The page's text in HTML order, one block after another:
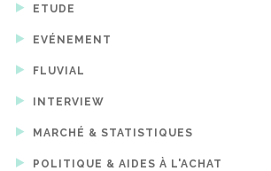
ETUDE
EVÉNEMENT
FLUVIAL
INTERVIEW
MARCHÉ & STATISTIQUES
POLITIQUE & AIDES À L'ACHAT